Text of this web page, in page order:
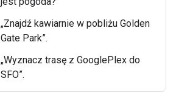
„Znajdź kawiarnie w pobliżu Golden
Gate Park”.
„Wyznacz trasę z GooglePlex do
SFO”.